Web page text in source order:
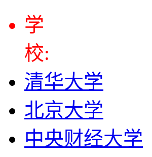
学
校:
清华大学
北京大学
中央财经大学